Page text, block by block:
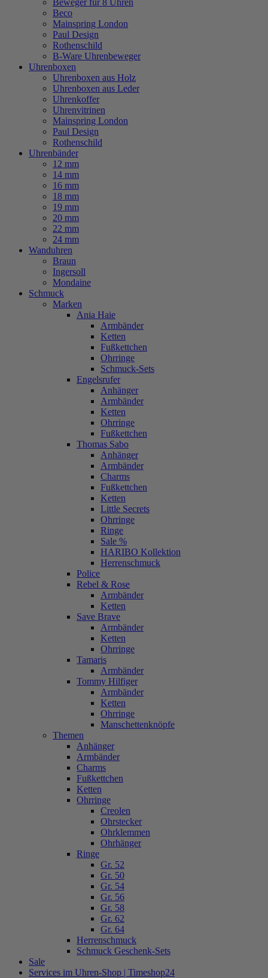
Beweger für 8 Uhren
Beco
Mainspring London
Paul Design
Rothenschild
B-Ware Uhrenbeweger
Uhrenboxen
Uhrenboxen aus Holz
Uhrenboxen aus Leder
Uhrenkoffer
Uhrenvitrinen
Mainspring London
Paul Design
Rothenschild
Uhrenbänder
12 mm
14 mm
16 mm
18 mm
19 mm
20 mm
22 mm
24 mm
Wanduhren
Braun
Ingersoll
Mondaine
Schmuck
Marken
Ania Haie
Armbänder
Ketten
Fußkettchen
Ohrringe
Schmuck-Sets
Engelsrufer
Anhänger
Armbänder
Ketten
Ohrringe
Fußkettchen
Thomas Sabo
Anhänger
Armbänder
Charms
Fußkettchen
Ketten
Little Secrets
Ohrringe
Ringe
Sale %
HARIBO Kollektion
Herrenschmuck
Police
Rebel & Rose
Armbänder
Ketten
Save Brave
Armbänder
Ketten
Ohrringe
Tamaris
Armbänder
Tommy Hilfiger
Armbänder
Ketten
Ohrringe
Manschettenknöpfe
Themen
Anhänger
Armbänder
Charms
Fußkettchen
Ketten
Ohrringe
Creolen
Ohrstecker
Ohrklemmen
Ohrhänger
Ringe
Gr. 52
Gr. 50
Gr. 54
Gr. 56
Gr. 58
Gr. 62
Gr. 64
Herrenschmuck
Schmuck Geschenk-Sets
Sale
Services im Uhren-Shop | Timeshop24